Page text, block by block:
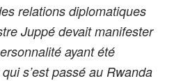
relations diplomatiques
Juppé devait manifester
ayant été
s’est passé au Rwanda